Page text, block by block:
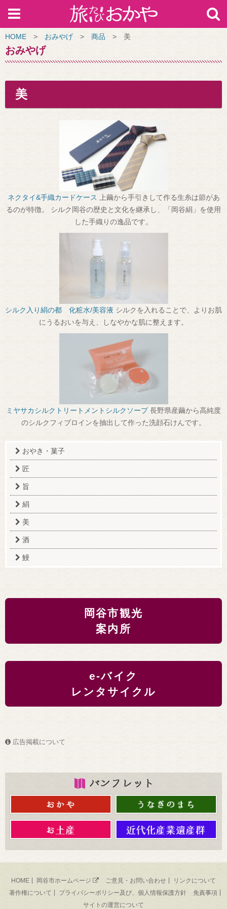
HOME > おみやげ > 商品 > 美
おみやげ
美
ネクタイ&手織カードケース
上繭から手引きして作る生糸は節があ
るのが特徴。 シルク岡谷の歴史と文化を継承し、「岡谷絹」を使用
した手織りの逸品です。
シルク入り絹の都 化粧水/美容液 シルクを入れることで、よりお肌
にうるおいを与え、しなやかな肌に整えます。
ミヤサカシルクトリートメントシルクソープ 長野県産繭から高純度
のシルクフィブロインを抽出して作った洗顔石けんです。
おやき・菓子
匠
旨
絹
美
酒
鰻
岡谷市観光
案内所
e-バイク
レンタサイクル
広告掲載について
HOME 岡谷市ホームページ ご意見・お問い合わせ
リンクについて
著作権について
プライバシーポリシー及び、個人情報保護方針
免責事項
サイトの運営について